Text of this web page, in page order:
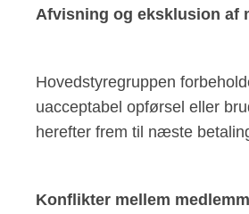
Afvisning og eksklusion af
Hovedstyregruppen
uacceptabel opførsel eller
herefter frem til næste
Konflikter mellem